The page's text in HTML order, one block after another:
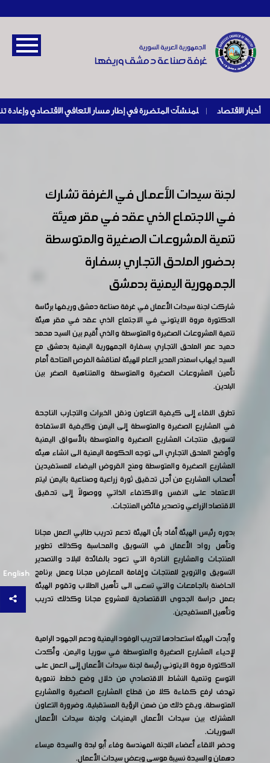
أخبار الاقتصاد |
English
لجنة سيدات الأعمال في الغرفة تشارك
في الاجتماع الذي عقد في مقر هيئة
تنمية المشروعات الصغيرة والمتوسطة
بحضور الملحق التجاري بسفارة
الجمهورية اليمنية بدمشق
شاركت لجنة سيدات الأعمال في غرفة صناعة دمشق وريفها برئاسة
الدكتورة مروة الايتوني في الاجتماع الذي عقد في مقر هيئة
تنمية المشروعات الصغيرة والمتوسطة والذي أقيم بين السيد محمد
حميد عمر الملحق التجاري بسفارة الجمهورية اليمنية بدمشق مع
السيد ايهاب اسمندر المدير العام للهيئة لمناقشة الفرص المتاحة أمام
تأمين المشروعات الصغيرة والمتوسطة والمتناهية الصغر بين
البلدين.
تطرق اللقاء إلى كيفية التعاون ونقل الخبرات والتجارب الناجحة
في المشاريع الصغيرة والمتوسطة إلى اليمن وكيفية الاستفادة
لتسويق منتجات المشاريع الصغيرة والمتوسطة بالأسواق اليمنية
وأوضح الملحق التجاري الى توجه الحكومة اليمنية الى انشاء هيئه
المشاريع الصغيرة والمتوسطة ومنح القروض البيضاء للمستفيدين
أصحاب المشاريع من أجل تحقيق ثورة زراعية وصناعية باليمن ليتم
الاعتماد على النفس والاكتفاء الذاتي ووصولاً إلى تحقيق
الاقتصاد الزراعي وتصدير فائض المنتجات.
بدوره رئيس الهيئة أفاد بأن الهيئة تدعم تدريب طالبي العمل مجانا
وتأهل رواد الأعمال في التسويق والمحاسبة وكذلك تطوير
المنتجات والمشاريع النادرة التي تعود بالفائدة للبلاد والتصدير
التسويق والترويج للمنتجات وإقامة المعارض مجانا وعمل برنامج
الحاضنة بالجامعات والتي تسعى الى تأهيل الطلاب وتقوم الهيئة
بعمل دراسة الجدوى الاقتصادية للمشروع مجانا وكذلك تدريب
وتأهيل المستفيدين.
وأبدت الهيئة استعدادها لتدريب الوفود اليمنية ودعم الجهود الرامية
لإحياء المشاريع الصغيرة والمتوسطة في سوريا واليمن، وأكدت
الدكتورة مروة الايتوني رئيسة لجنة سيدات الأعمال إلى العمل على
التوسع وتنمية النشاط الاقتصادي من خلال وضع خطط تنموية
تهدف لرفع كفاءة كلا من قطاع المشاريع الصغيرة والمشاريع
المتوسطة، ويقع ذلك من ضمن الرؤية المستقبلية، وضرورة التعاون
المشترك بين سيدات الأعمال اليمنيات ولجنة سيدات الأعمال
السوريات.
وحضر اللقاء أعضاء اللجنة المهندسة وفاء أبو لبدة والسيدة ميساء
دهمان والسيدة نسيبة موسى وبعض سيدات الأعمال.